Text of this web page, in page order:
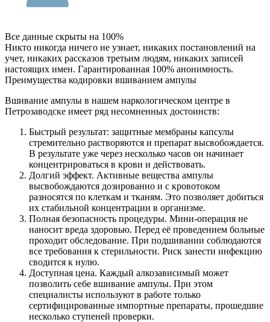
Все данные скрыты на 100%
Никто никогда ничего не узнает, никаких постановлений на
учет, никаких рассказов третьим людям, никаких записей
настоящих имен. Гарантированная 100% анонимность.
Преимущества кодировки вшиванием ампулы
Вшивание ампулы в нашем наркологическом центре в
Петрозаводске имеет ряд несомненных достоинств:
Быстрый результат: защитные мембраны капсулы
стремительно растворяются и препарат высвобождается.
В результате уже через несколько часов он начинает
концентрироваться в крови и действовать.
Долгий эффект. Активные вещества ампулы
высвобождаются дозированно и с кровотоком
разносятся по клеткам и тканям. Это позволяет добиться
их стабильной концентрации в организме.
Полная безопасность процедуры. Мини-операция не
наносит вреда здоровью. Перед её проведением больные
проходит обследование. При подшивании соблюдаются
все требования к стерильности. Риск занести инфекцию
сводится к нулю.
Доступная цена. Каждый алкозависимый может
позволить себе вшивание ампулы. При этом
специалисты используют в работе только
сертифицированные импортные препараты, прошедшие
несколько ступеней проверки.